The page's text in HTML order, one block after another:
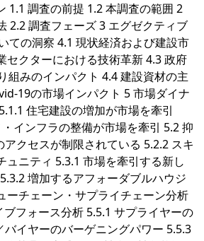
1.1 調査の前提 1.2 本調査の範囲 2
2.2 調査フェーズ 3 エグゼクティブ
ての洞察 4.1 現状経済および建設市
セクターにおける技術革新 4.3 政府
組みのインパクト 4.4 建設資材の主
19の市場インパクト 5 市場ダイナ
住宅建設の増加が市場を牽引
インフラの整備が市場を牽引 5.2 抑
クセスが制限されている 5.2.2 スキ
ュニティ 5.3.1 市場を牽引する新し
増加するアフォーダブルハウジ
ーチェーン・サプライチェーン分析
フォース分析 5.5.1 サプライヤーの
バイヤーのバーゲニングパワー 5.5.3